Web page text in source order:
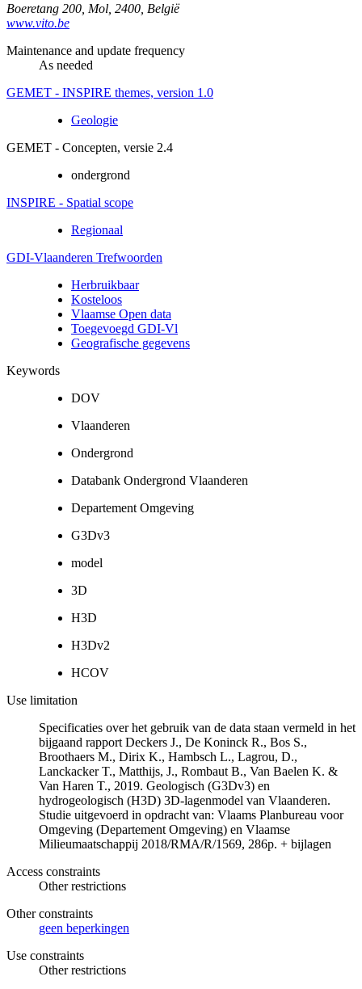
Boeretang 200 Mol 2400 België
www.vito.be
Maintenance and update frequency
As needed
GEMET - INSPIRE themes, version 1.0
Geologie
GEMET - Concepten, versie 2.4
ondergrond
INSPIRE - Spatial scope
Regionaal
GDI-Vlaanderen Trefwoorden
Herbruikbaar
Kosteloos
Vlaamse Open data
Toegevoegd GDI-Vl
Geografische gegevens
Keywords
DOV
Vlaanderen
Ondergrond
Databank Ondergrond Vlaanderen
Departement Omgeving
G3Dv3
model
3D
H3D
H3Dv2
HCOV
Use limitation
Specificaties over het gebruik van de data staan vermeld in het
bijgaand rapport Deckers J., De Koninck R., Bos S.,
Broothaers M., Dirix K., Hambsch L., Lagrou, D.,
Lanckacker T., Matthijs, J., Rombaut B., Van Baelen K. &
Van Haren T., 2019. Geologisch (G3Dv3) en
hydrogeologisch (H3D) 3D-lagenmodel van Vlaanderen.
Studie uitgevoerd in opdracht van: Vlaams Planbureau voor
Omgeving (Departement Omgeving) en Vlaamse
Milieumaatschappij 2018/RMA/R/1569, 286p. + bijlagen
Access constraints
Other restrictions
Other constraints
geen beperkingen
Use constraints
Other restrictions